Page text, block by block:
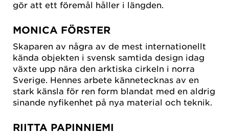
gör att ett föremål håller i längden.
MONICA FÖRSTER
Skaparen av några av de mest internationellt
kända objekten i svensk samtida design idag
växte upp nära den arktiska cirkeln i norra
Sverige. Hennes arbete kännetecknas av en
stark känsla för ren form blandat med en aldrig
sinande nyfikenhet på nya material och teknik.
RIITTA PAPINNIEMI